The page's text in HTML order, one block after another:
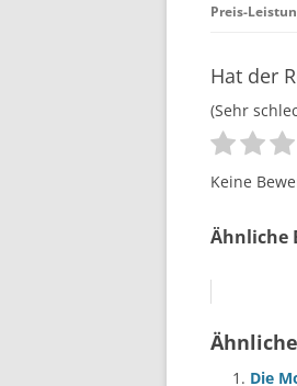
Preis-
Hat der
(Sehr
Keine
Ähnliche
Die